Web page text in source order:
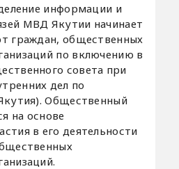
информации и
МВД Якутии начинает
граждан, общественных
по включению в
совета при
дел по
Общественный
на основе
в его деятельности